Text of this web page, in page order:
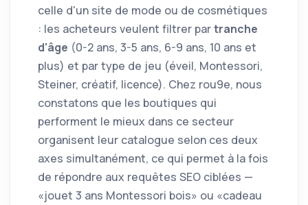
celle d'un site de mode ou de cosmétiques
: les acheteurs veulent filtrer partranche
d'âge (0-2 ans, 3-5 ans, 6-9 ans, 10 ans et
plus) et par type de jeu (éveil, Montessori,
Steiner, créatif, licence). Chez rou9e, nous
constatons que les boutiques qui
performent le mieux dans ce secteur
organisent leur catalogue selon ces deux
axes simultanément, ce qui permet à la fois
de répondre aux requêtes SEO ciblées —
«jouet 3 ans Montessori bois» ou «cadeau